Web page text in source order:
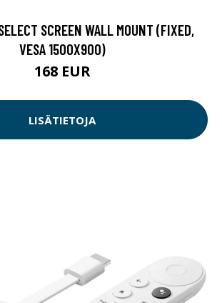
SCREEN WALL MOUNT (FIXED,
VESA 1500X900)
168 EUR
LISÄTIETOJA